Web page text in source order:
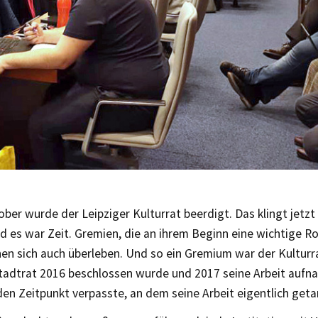
wurde der Leipziger Kulturrat beerdigt. Das klingt
es war Zeit. Gremien, die an ihrem Beginn eine wichtige
sich auch überleben. Und so ein Gremium war der
2016 beschlossen wurde und 2017 seine Arbeit
Zeitpunkt verpasste, an dem seine Arbeit eigentlich